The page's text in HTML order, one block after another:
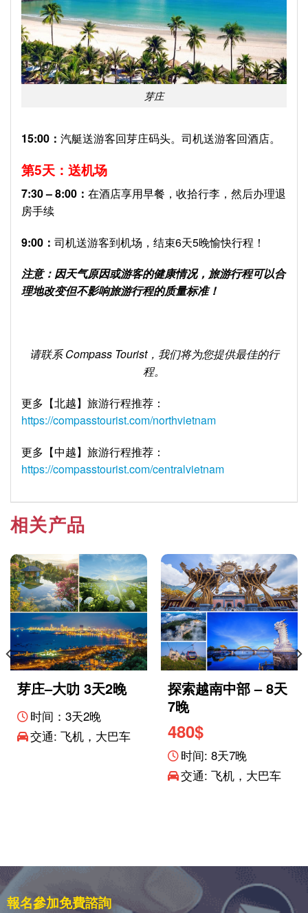
芽庄
15:00： 汽艇送游客回芽庄码头。司机送游客回酒店。
第5天：送机场
7:30 – 8:00 ： 在酒店享用早餐，收拾行李，然后办理退
房手续
9:00 ： 司机送游客到机场，结束6天5晚愉快行程！
注意：因天气原因或游客的健康情况，旅游行程可以合
理地改变但不影响旅游行程的质量标准！
请联系Compass Tourist，我们将为您提供最佳的行
程。
更多【北越】旅游行程推荐：
https://compasstourist.com/northvietnam
更多【中越】旅游行程推荐：
https://compasstourist.com/centralvietnam
相关产品
芽庄–大叻 3天2晚
时间：3天2晚
交通: 飞机，大巴车
探索越南中部 – 8天
7晚
480$
时间: 8天7晚
交通: 飞机，大巴车
報名參加免費諮詢